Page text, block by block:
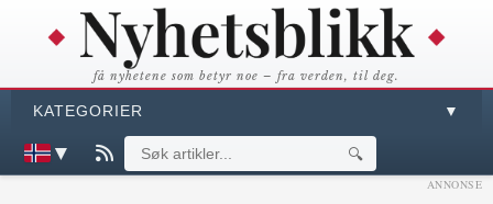
få nyhetene som betyr noe – fra verden, til deg.
KATEGORIER ▼
▼ 🔍
ANNONSE